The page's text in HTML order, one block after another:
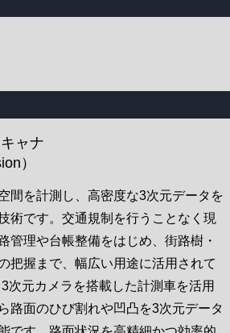
ャナ
）
間を計測し、高密度な3次元データを
術です。交通規制を行うことなく現
管理や台帳整備をはじめ、街路樹・
把握まで、幅広い用途に活用されて
次元カメラを搭載した計測車を活用
路面のひび割れや凹凸を3次元データ